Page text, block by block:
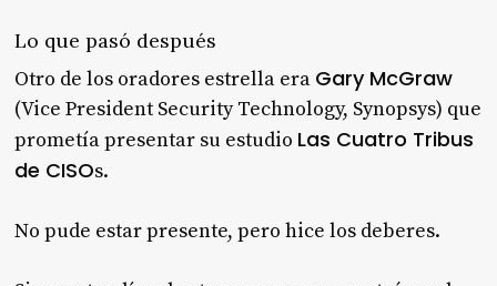
Lo que pasó después
Otro de los oradores estrella era Gary McGraw
(Vice President Security Technology, Synopsys) que
prometía presentar su estudio Las Cuatro Tribus
de CISOs.
No pude estar presente, pero hice los deberes.